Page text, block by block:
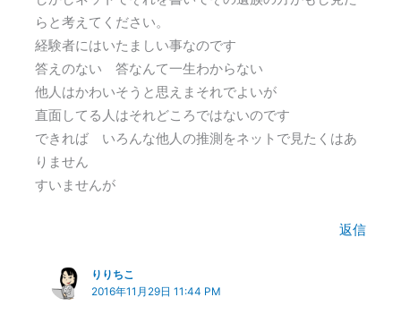
らと考えてください。
経験者にはいたましい事なのです
答えのない 答なんて一生わからない
他人はかわいそうと思えまそれでよいが
直面してる人はそれどころではないのです
できれば いろんな他人の推測をネットで見たくはあ
りません
すいませんが
返信
りりちこ
2016年11月29日 11:44 PM